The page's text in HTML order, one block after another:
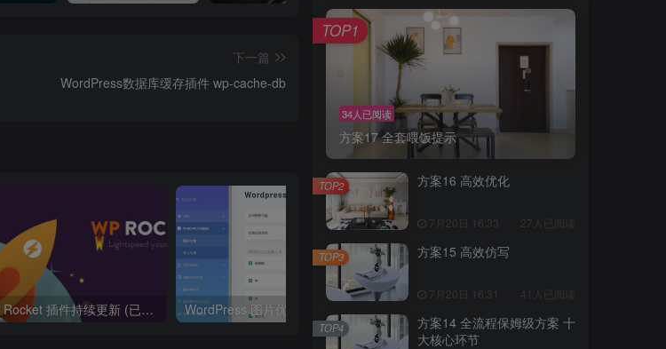
下一篇
WordPress数据库缓存插件 wp-cache-db
WP Rocket 插件持续更新 (已更至V3.8.7) 激活版 WordPress优化插件
34人已阅读
方案17 全套喂饭提示
TOP1
方案16 高效优化
7月20日 16:33 27人已阅读
TOP2
方案15 高效仿写
7月20日 16:31 41人已阅读
TOP3
方案14 全流程保姆级方案 十
大核心环节
TOP4